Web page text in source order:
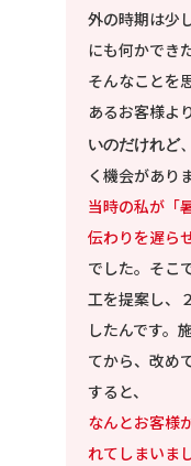
外の時期は少
にも何かでき
そんなことを
あるお客様よ
いのだけれど
く機会があり
当時の私が「
伝わりを遅ら
でした。そこ
工を提案し、
したんです。
てから、改め
すると、
なんとお客様
れてしまいま